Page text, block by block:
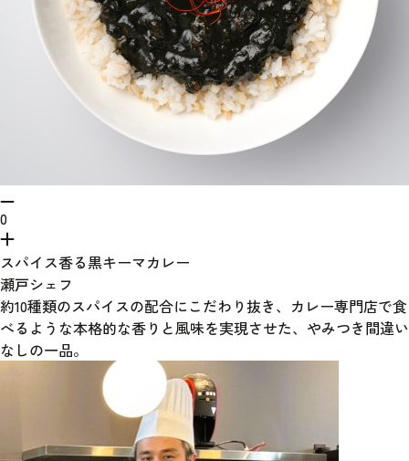
0
スパイス香る黒キーマカレー
瀬戸シェフ
約10種類のスパイスの配合にこだわり抜き、カレー専門店で食
べるような本格的な香りと風味を実現させた、やみつき間違い
なしの一品。